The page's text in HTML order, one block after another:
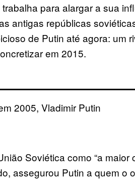
para alargar a sua
antigas repúblicas
de Putin até agora: um
em 2015.
2005, Vladimir Putin
Soviética como “a maior
assegurou Putin a quem o